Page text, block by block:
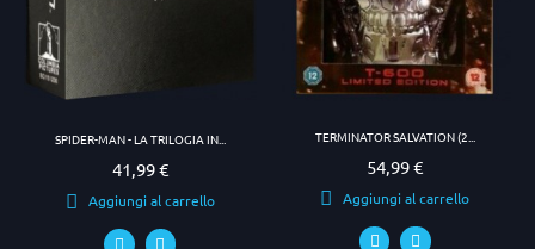
SPIDER-MAN - LA TRILOGIA IN...
Prezzo
41,99 €
Aggiungi al carrello
TERMINATOR SALVATION (2...
Prezzo
54,99 €
Aggiungi al carrello